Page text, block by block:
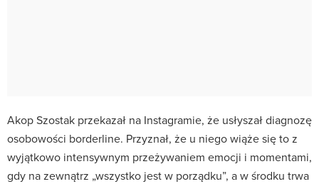
Akop Szostak przekazał na Instagramie, że usłyszał diagnozę
osobowości borderline. Przyznał, że u niego wiąże się to z
wyjątkowo intensywnym przeżywaniem emocji i momentami,
gdy na zewnątrz „wszystko jest w porządku”, a w środku trwa